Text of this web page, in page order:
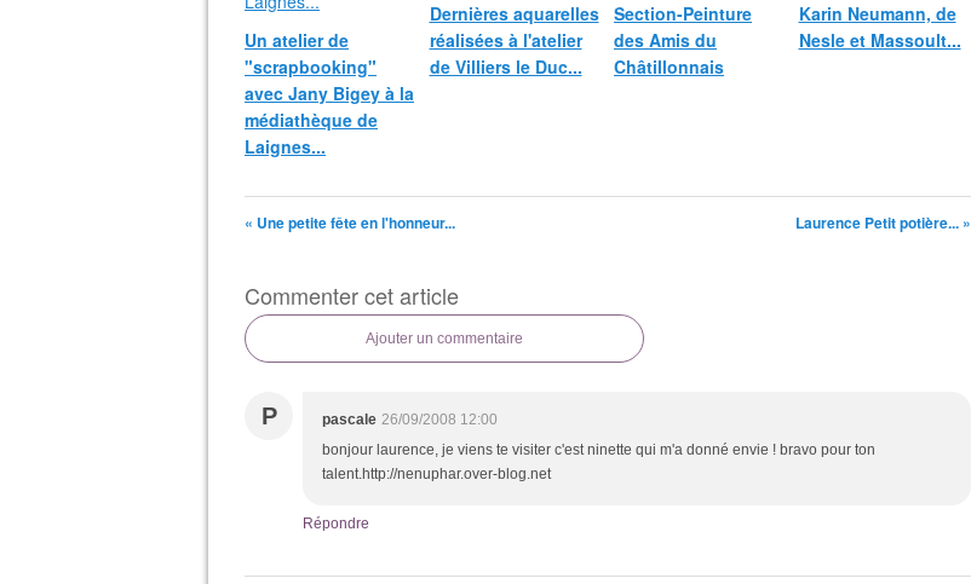
Un atelier de
"scrapbooking"
avec Jany Bigey à la
médiathèque de
Laignes...
Dernières aquarelles
réalisées à l'atelier
de Villiers le Duc...
Section-Peinture
des Amis du
Châtillonnais
Karin Neumann, de
Nesle et Massoult...
« Une petite fête en l'honneur... Laurence Petit potière... »
Commenter cet article
Ajouter un commentaire
P pascale 26/09/2008 12:00
bonjour laurence, je viens te visiter c'est ninette qui m'a donné envie ! bravo pour ton
talent.http://nenuphar.over-blog.net
Répondre